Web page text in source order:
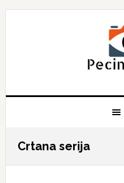
Skip
Skip
Skip
Crtana serija